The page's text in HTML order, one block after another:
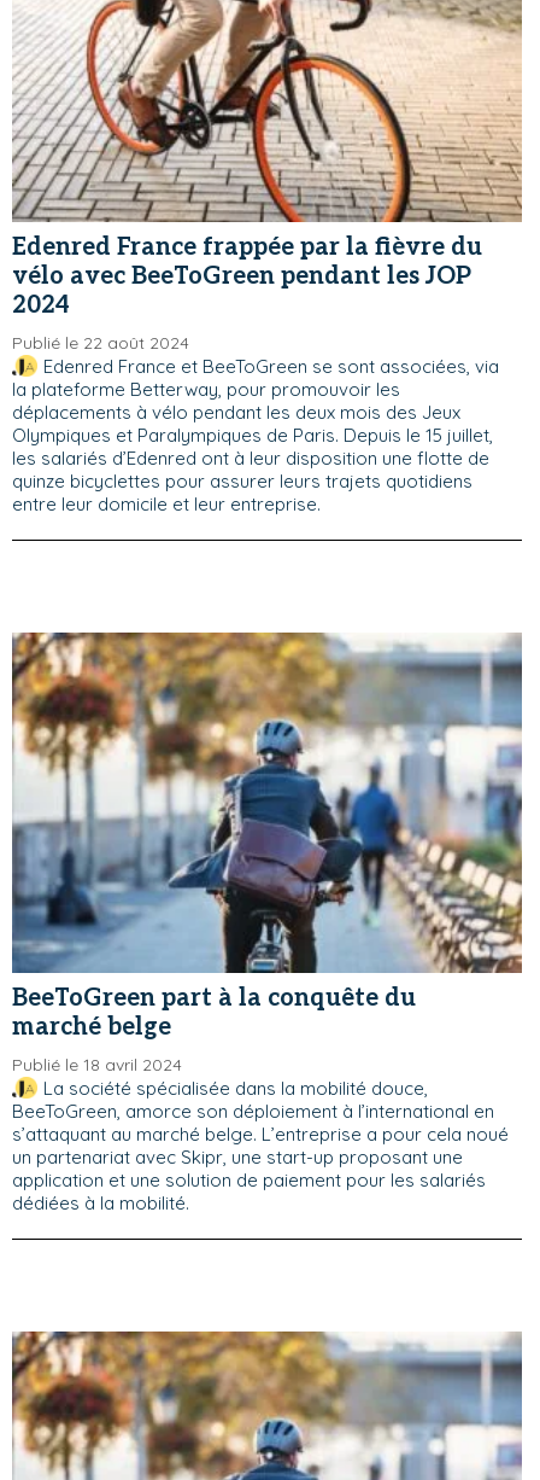
Edenred France frappée par la fièvre du
vélo avec BeeToGreen pendant les JOP
2024
Publié le 22 août 2024
Edenred France et BeeToGreen se sont associées, via
la plateforme Betterway, pour promouvoir les
déplacements à vélo pendant les deux mois des Jeux
Olympiques et Paralympiques de Paris. Depuis le 15 juillet,
les salariés d’Edenred ont à leur disposition une flotte de
quinze bicyclettes pour assurer leurs trajets quotidiens
entre leur domicile et leur entreprise.
BeeToGreen part à la conquête du
marché belge
Publié le 18 avril 2024
La société spécialisée dans la mobilité douce,
BeeToGreen, amorce son déploiement à l’international en
s’attaquant au marché belge. L’entreprise a pour cela noué
un partenariat avec Skipr, une start-up proposant une
application et une solution de paiement pour les salariés
dédiées à la mobilité.